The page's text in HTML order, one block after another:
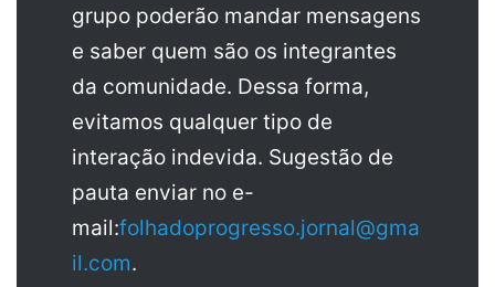
grupo poderão mandar mensagens
e saber quem são os integrantes
da comunidade. Dessa forma,
evitamos qualquer tipo de
interação indevida. Sugestão de
pauta enviar no e-
mail:folhadoprogresso.jornal@gma
il.com.